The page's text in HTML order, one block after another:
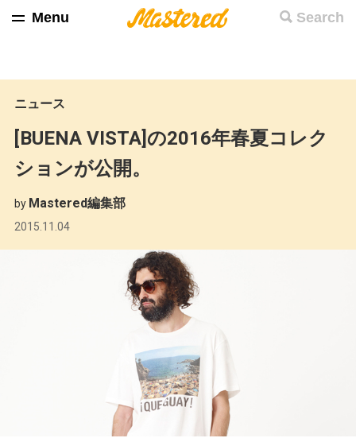
Search
Menu
ニュース
[BUENA VISTA]の2016年春夏コレク
ションが公開。
by Mastered編集部
2015.11.04